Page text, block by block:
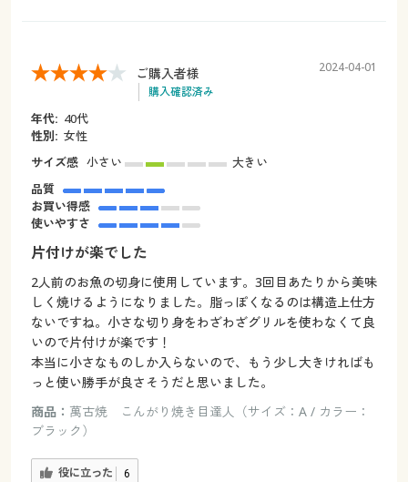
ご購入者様
購入確認済み
2024-04-01
年代: 40代
性別: 女性
サイズ感 小さい
大きい
品質
お買い得感
使いやすさ
片付けが楽でした
2人前のお魚の切身に使用しています。3回目あたりから美味
しく焼けるようになりました。脂っぽくなるのは構造上仕方
ないですね。小さな切り身をわざわざグリルを使わなくて良
いので片付けが楽です！
本当に小さなものしか入らないので、もう少し大きければも
っと使い勝手が良さそうだと思いました。
商品： 萬古焼 こんがり焼き目達人（サイズ：A / カラー：
ブラック）
役に立った 6